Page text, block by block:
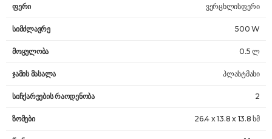
ფერი ვერცხლისფერი
სიმძლავრე 500 W
მოცულობა 0.5 ლ
ჯამის მასალა პლასტმასი
სიჩქარეების რაოდენობა 2
ზომები 26.4 x 13.8 x 13.8 სმ